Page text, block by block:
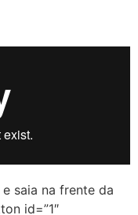
saia na frente da
id=”1″